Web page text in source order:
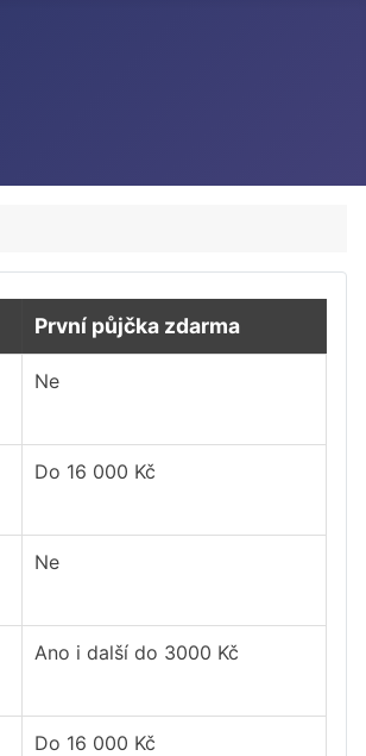
První půjčka zdarma
Ne
Do 16 000 Kč
Ne
Ano i další do 3000 Kč
Do 16 000 Kč